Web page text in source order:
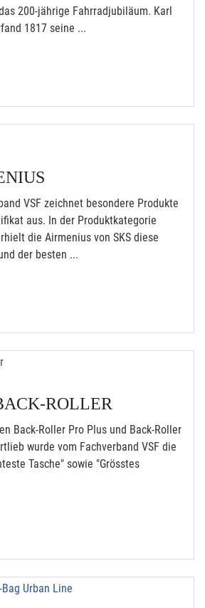
200-jährige Fahrradjubiläum. Karl
1817 seine ...
VSF zeichnet besondere Produkte
aus. In der Produktkategorie
die Airmenius von SKS diese
der besten ...
ROLLER
Back-Roller Pro Plus und Back-Roller
wurde vom Fachverband VSF die
Tasche" sowie "Grösstes